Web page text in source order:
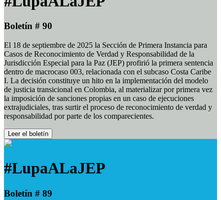
Boletín # 90
El 18 de septiembre de 2025 la Sección de Primera Instancia para
Casos de Reconocimiento de Verdad y Responsabilidad de la
Jurisdicción Especial para la Paz (JEP) profirió la primera sentencia
dentro de macrocaso 003, relacionada con el subcaso Costa Caribe
I. La decisión constituye un hito en la implementación del modelo
de justicia transicional en Colombia, al materializar por primera vez
la imposición de sanciones propias en un caso de ejecuciones
extrajudiciales, tras surtir el proceso de reconocimiento de verdad y
responsabilidad por parte de los comparecientes.
Leer el boletín
#LupaALaJEP
Boletín # 89